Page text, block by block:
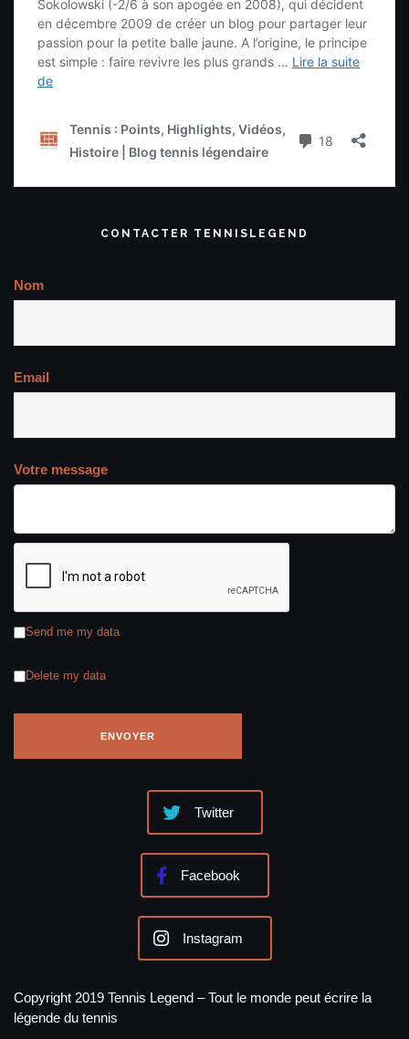
CONTACTER TENNISLEGEND
Nom
Email
Votre message
Send me my data
Delete my data
Twitter
Facebook
Instagram
Copyright 2019 Tennis Legend – Tout le monde peut écrire la
légende du tennis